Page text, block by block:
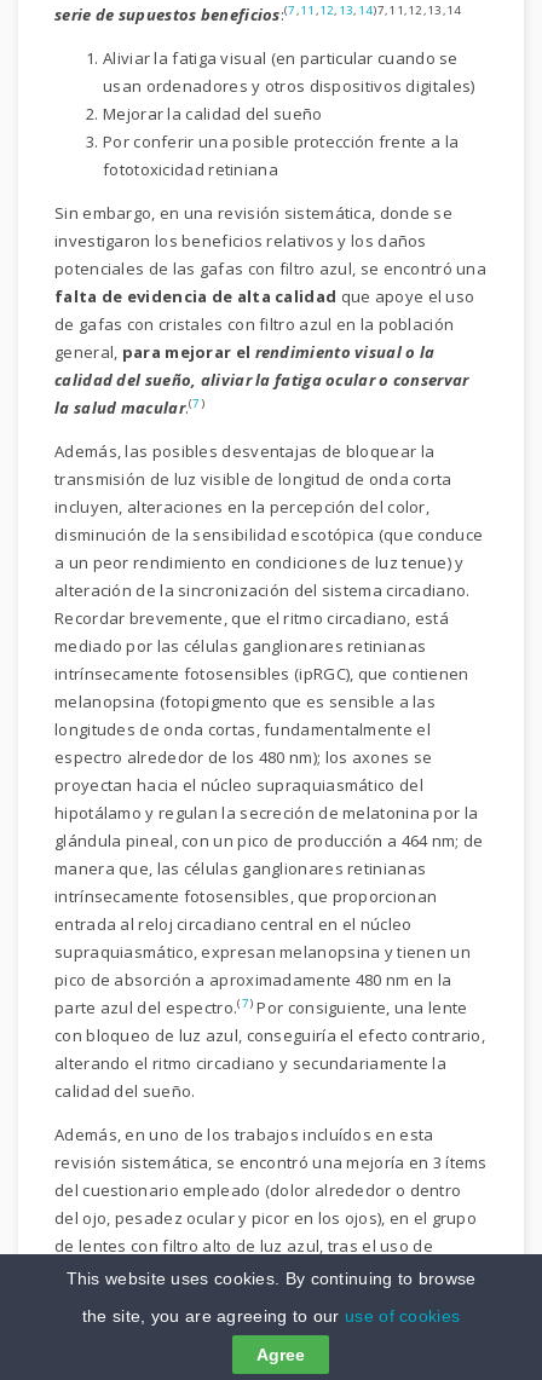
serie de supuestos beneficios:(7,11 ,12, 13, 14)7,11,12,13,14
Aliviar la fatiga visual (en particular cuando se
usan ordenadores y otros dispositivos digitales)
Mejorar la calidad del sueño
Por conferir una posible protección frente a la
fototoxicidad retiniana
Sin embargo, en una revisión sistemática, donde se
investigaron los beneficios relativos y los daños
potenciales de las gafas con filtro azul, se encontró una
falta de evidencia de alta calidad que apoye el uso
de gafas con cristales con filtro azul en la población
general, para mejorar el rendimiento visual o la
calidad del sueño, aliviar la fatiga ocular o conservar
la salud macular.(7 )
Además, las posibles desventajas de bloquear la
transmisión de luz visible de longitud de onda corta
incluyen, alteraciones en la percepción del color,
disminución de la sensibilidad escotópica (que conduce
a un peor rendimiento en condiciones de luz tenue) y
alteración de la sincronización del sistema circadiano.
Recordar brevemente, que el ritmo circadiano, está
mediado por las células ganglionares retinianas
intrínsecamente fotosensibles (ipRGC), que contienen
melanopsina (fotopigmento que es sensible a las
longitudes de onda cortas, fundamentalmente el
espectro alrededor de los 480 nm); los axones se
proyectan hacia el núcleo supraquiasmático del
hipotálamo y regulan la secreción de melatonina por la
glándula pineal, con un pico de producción a 464 nm; de
manera que, las células ganglionares retinianas
intrínsecamente fotosensibles, que proporcionan
entrada al reloj circadiano central en el núcleo
supraquiasmático, expresan melanopsina y tienen un
pico de absorción a aproximadamente 480 nm en la
parte azul del espectro.(7) Por consiguiente, una lente
con bloqueo de luz azul, conseguiría el efecto contrario,
alterando el ritmo circadiano y secundariamente la
calidad del sueño.
Además, en uno de los trabajos incluídos en esta
revisión sistemática, se encontró una mejoría en 3 ítems
del cuestionario empleado (dolor alrededor o dentro
del ojo, pesadez ocular y picor en los ojos), en el grupo
de lentes con filtro alto de luz azul, tras el uso de
dispositivos digitales; sin embargo, no especificaron si
comparación post-hoc.(88)
frecuencia crítica de fusión (CFF)
This website uses cookies. By continuing to browse
the site, you are agreeing to our use of cookies
Agree